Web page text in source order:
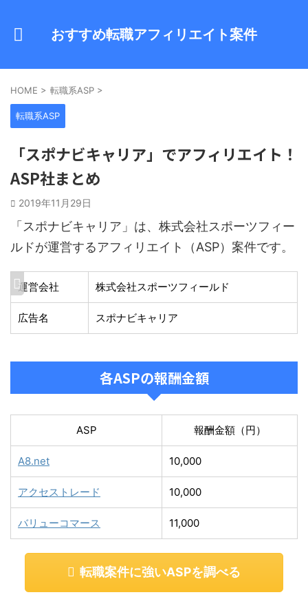
おすすめ転職アフィリエイト案件
HOME > 転職系ASP >
転職系ASP
「スポナビキャリア」でアフィリエイト！
ASP社まとめ
2019年11月29日
「スポナビキャリア」は、株式会社スポーツフィー
ルドが運営するアフィリエイト（ASP）案件です。
運営会社 株式会社スポーツフィールド
広告名 スポナビキャリア
各ASPの報酬金額
ASP 報酬金額（円）
A8.net 10,000
アクセストレード 10,000
バリューコマース 11,000
転職案件に強いASPを調べる